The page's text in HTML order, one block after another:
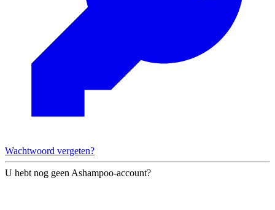
Wachtwoord vergeten?
U hebt nog geen Ashampoo-account?